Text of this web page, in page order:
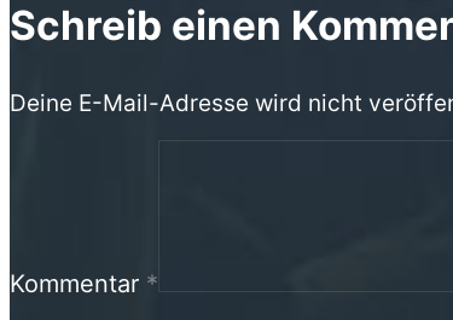
Schreib einen
Deine E-Mail-Adresse wird nicht
Kommentar *